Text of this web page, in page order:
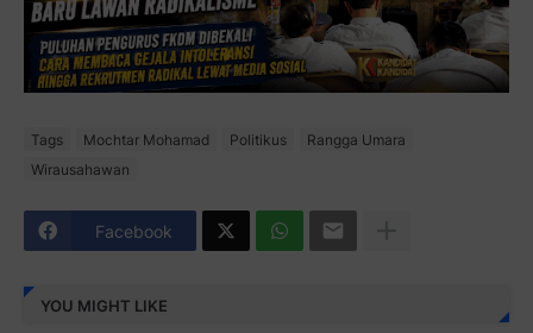
Tags Mochtar Mohamad Politikus
Rangga Umara
Wirausahawan
Facebook
YOU MIGHT LIKE